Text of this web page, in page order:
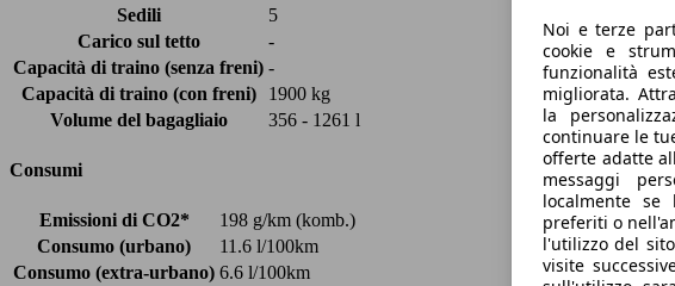
Sedili
5
Carico sul tetto
-
Capacità di traino (senza freni) -
Capacità di traino (con freni)
1900 kg
Volume del bagagliaio
356 - 1261 l
Consumi
Emissioni di CO2*
198 g/km (komb.)
Consumo (urbano)
11.6 l/100km
Consumo (extra-urbano) 6.6 l/100km
Noi e terze
cookie e
funzionalità
migliorata.
la
continuare le
offerte adatte
messaggi
localmente
preferiti o
l'utilizzo del
visite